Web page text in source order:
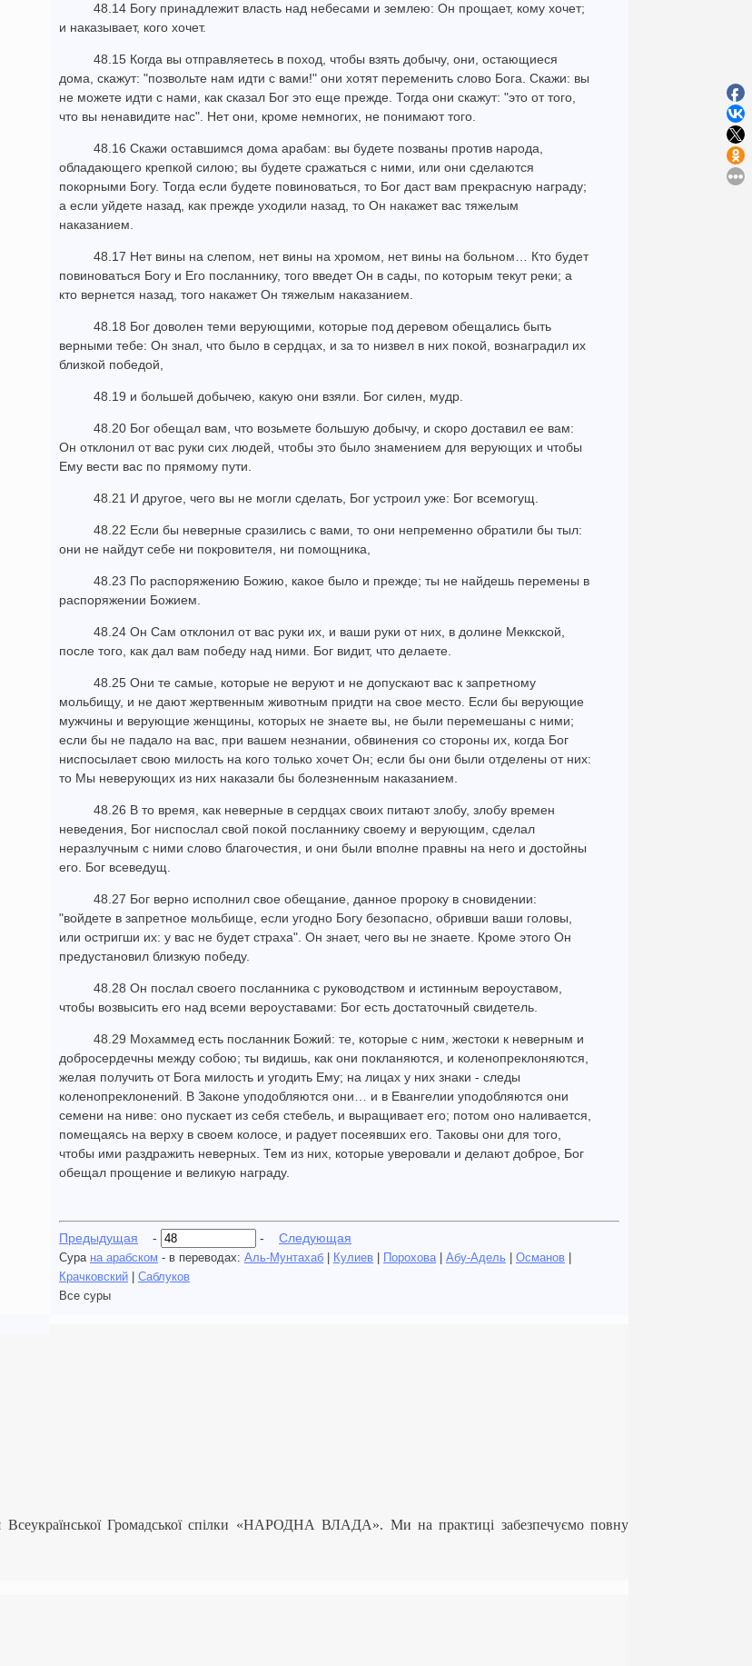
48.14 Богу принадлежит власть над небесами и землею: Он прощает, кому хочет;
и наказывает, кого хочет.
48.15 Когда вы отправляетесь в поход, чтобы взять добычу, они, остающиеся
дома, скажут: "позвольте нам идти с вами!" они хотят переменить слово Бога. Скажи: вы
не можете идти с нами, как сказал Бог это еще прежде. Тогда они скажут: "это от того,
что вы ненавидите нас". Нет они, кроме немногих, не понимают того.
48.16 Скажи оставшимся дома арабам: вы будете позваны против народа,
обладающего крепкой силою; вы будете сражаться с ними, или они сделаются
покорными Богу. Тогда если будете повиноваться, то Бог даст вам прекрасную награду;
а если уйдете назад, как прежде уходили назад, то Он накажет вас тяжелым
наказанием.
48.17 Нет вины на слепом, нет вины на хромом, нет вины на больном… Кто будет
повиноваться Богу и Его посланнику, того введет Он в сады, по которым текут реки; а
кто вернется назад, того накажет Он тяжелым наказанием.
48.18 Бог доволен теми верующими, которые под деревом обещались быть
верными тебе: Он знал, что было в сердцах, и за то низвел в них покой, вознаградил их
близкой победой,
48.19 и большей добычею, какую они взяли. Бог силен, мудр.
48.20 Бог обещал вам, что возьмете большую добычу, и скоро доставил ее вам:
Он отклонил от вас руки сих людей, чтобы это было знамением для верующих и чтобы
Ему вести вас по прямому пути.
48.21 И другое, чего вы не могли сделать, Бог устроил уже: Бог всемогущ.
48.22 Если бы неверные сразились с вами, то они непременно обратили бы тыл:
они не найдут себе ни покровителя, ни помощника,
48.23 По распоряжению Божию, какое было и прежде; ты не найдешь перемены в
распоряжении Божием.
48.24 Он Сам отклонил от вас руки их, и ваши руки от них, в долине Меккской,
после того, как дал вам победу над ними. Бог видит, что делаете.
48.25 Они те самые, которые не веруют и не допускают вас к запретному
мольбищу, и не дают жертвенным животным придти на свое место. Если бы верующие
мужчины и верующие женщины, которых не знаете вы, не были перемешаны с ними;
если бы не падало на вас, при вашем незнании, обвинения со стороны их, когда Бог
ниспосылает свою милость на кого только хочет Он; если бы они были отделены от них:
то Мы неверующих из них наказали бы болезненным наказанием.
48.26 В то время, как неверные в сердцах своих питают злобу, злобу времен
неведения, Бог ниспослал свой покой посланнику своему и верующим, сделал
неразлучным с ними слово благочестия, и они были вполне правны на него и достойны
его. Бог всеведущ.
48.27 Бог верно исполнил свое обещание, данное пророку в сновидении:
"войдете в запретное мольбище, если угодно Богу безопасно, обривши ваши головы,
или остригши их: у вас не будет страха". Он знает, чего вы не знаете. Кроме этого Он
предустановил близкую победу.
48.28 Он послал своего посланника с руководством и истинным вероуставом,
чтобы возвысить его над всеми вероуставами: Бог есть достаточный свидетель.
48.29 Мохаммед есть посланник Божий: те, которые с ним, жестоки к неверным и
добросердечны между собою; ты видишь, как они покланяются, и коленопреклоняются,
желая получить от Бога милость и угодить Ему; на лицах у них знаки - следы
коленопреклонений. В Законе уподобляются они… и в Евангелии уподобляются они
семени на ниве: оно пускает из себя стебель, и выращивает его; потом оно наливается,
помещаясь на верху в своем колосе, и радует посеявших его. Таковы они для того,
чтобы ими раздражить неверных. Тем из них, которые уверовали и делают доброе, Бог
обещал прощение и великую награду.
Предыдущая - - Следующая
Сура на арабском - в переводах: Аль-Мунтахаб Кулиев Порохова| Абу-Адель Османов
Крачковский
Саблуков
Все суры
Всеукраїнської Громадської спілки «НАРОДНА ВЛАДА». Ми на практиці забезпечуємо повну